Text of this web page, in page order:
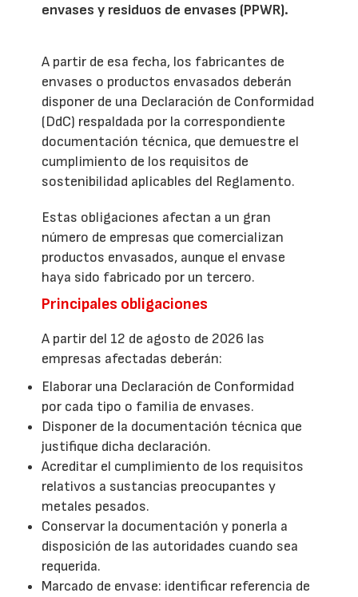
envases y residuos de envases (PPWR).
A partir de esa fecha, los fabricantes de
envases o productos envasados deberán
disponer de una Declaración de Conformidad
(DdC) respaldada por la correspondiente
documentación técnica, que demuestre el
cumplimiento de los requisitos de
sostenibilidad aplicables del Reglamento.
Estas obligaciones afectan a un gran
número de empresas que comercializan
productos envasados, aunque el envase
haya sido fabricado por un tercero.
Principales obligaciones
A partir del 12 de agosto de 2026 las
empresas afectadas deberán:
Elaborar una Declaración de Conformidad
por cada tipo o familia de envases.
Disponer de la documentación técnica que
justifique dicha declaración.
Acreditar el cumplimiento de los requisitos
relativos a sustancias preocupantes y
metales pesados.
Conservar la documentación y ponerla a
disposición de las autoridades cuando sea
requerida.
Marcado de envase: identificar referencia de